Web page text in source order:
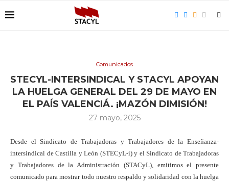
Comunicados
STECYL-INTERSINDICAL Y STACYL APOYAN
LA HUELGA GENERAL DEL 29 DE MAYO EN
EL PAÍS VALENCIÁ. ¡MAZÓN DIMISIÓN!
27 mayo, 2025
Desde el Sindicato de Trabajadoras y Trabajadores de la Enseñanza-
intersindical de Castilla y León (STECyL-i) y el Sindicato de Trabajadoras
y Trabajadores de la Administración (STACyL), emitimos el presente
comunicado para mostrar todo nuestro respaldo y solidaridad con la huelga